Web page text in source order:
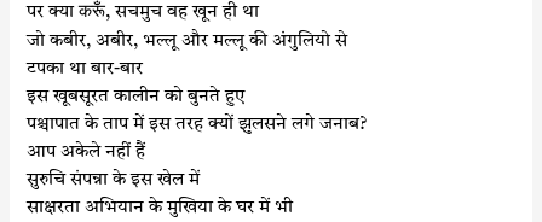
पर क्याकरूँ, सचमुच वह खून ही था
जो कबीर, अबीर, भल्लू और मल्लू की अंगुलियो से
टपका था बार-बार
इस खूबसूरत कालीन को बुनते हुए
पश्चापात के ताप में इस तरह क्यों झुलसने लगे जनाब?
आप अकेले नहीं हैं
सुरुचि संपन्ना के इस खेल में
साक्षरता अभियान के मुखिया के घर में भी